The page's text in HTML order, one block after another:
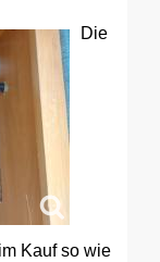
Die
Kauf so wie